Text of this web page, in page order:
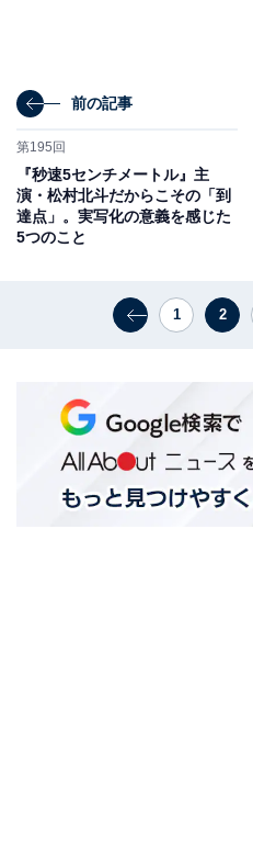
前の記事
第195回
『秒速5センチメートル』主
演・松村北斗だからこその「到
達点」。実写化の意義を感じた
5つのこと
1 2